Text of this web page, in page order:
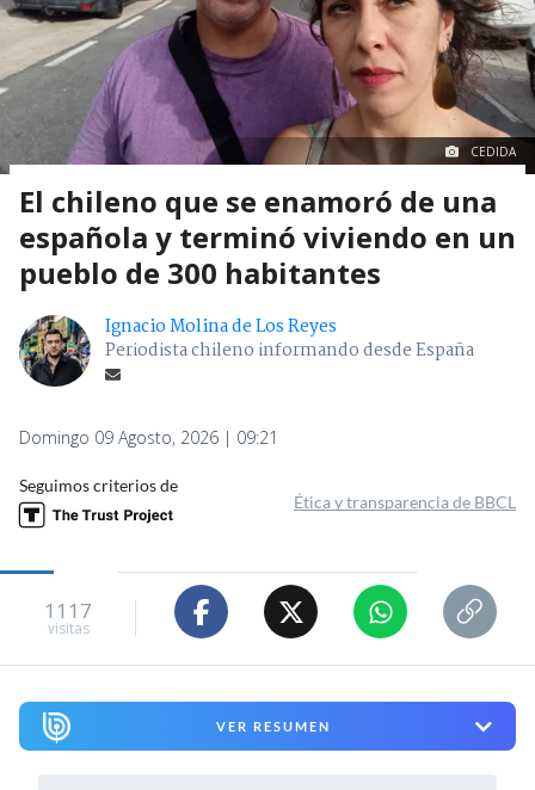
CEDIDA
El chileno que se enamoró de una
española y terminó viviendo en un
pueblo de 300 habitantes
Ignacio Molina de Los Reyes
Periodista chileno informando desde España
Domingo 09 Agosto, 2026 | 09:21
Seguimos criterios de
Ética y transparencia de BBCL
1117
visitas
VER RESUMEN